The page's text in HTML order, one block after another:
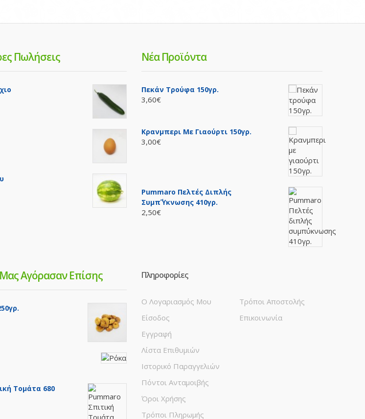
Πωλήσεις Νέα Προϊόντα
Πεκάν Τρούφα 150γρ.
3,60€
Κρανμπερι Με Γιαούρτι 150γρ.
3,00€
Pummaro Πελτές Διπλής
Συμπ΄ύκνωσης 410γρ.
2,50€
Αγόρασαν Επίσης
Τομάτα 680
Πληροφορίες
Ο Λογαριασμός Μου
Είσοδος
Εγγραφή
Λίστα Επιθυμιών
Ιστορικό Παραγγελιών
Πόντοι Ανταμοιβής
Όροι Χρήσης
Τρόποι Πληρωμής
Τρόποι Αποστολής
Επικοινωνία